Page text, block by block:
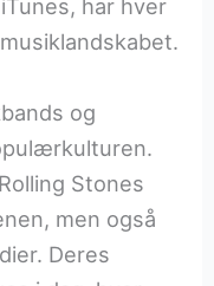
har hver
og
Stones
men også
Deres